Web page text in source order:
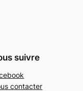
suivre
contacter